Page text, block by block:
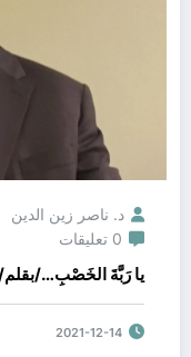
د. ناصر زين الدين
0 تعليقات
يا رَبَّةَ الخَصْبِ…/
2021-12-14